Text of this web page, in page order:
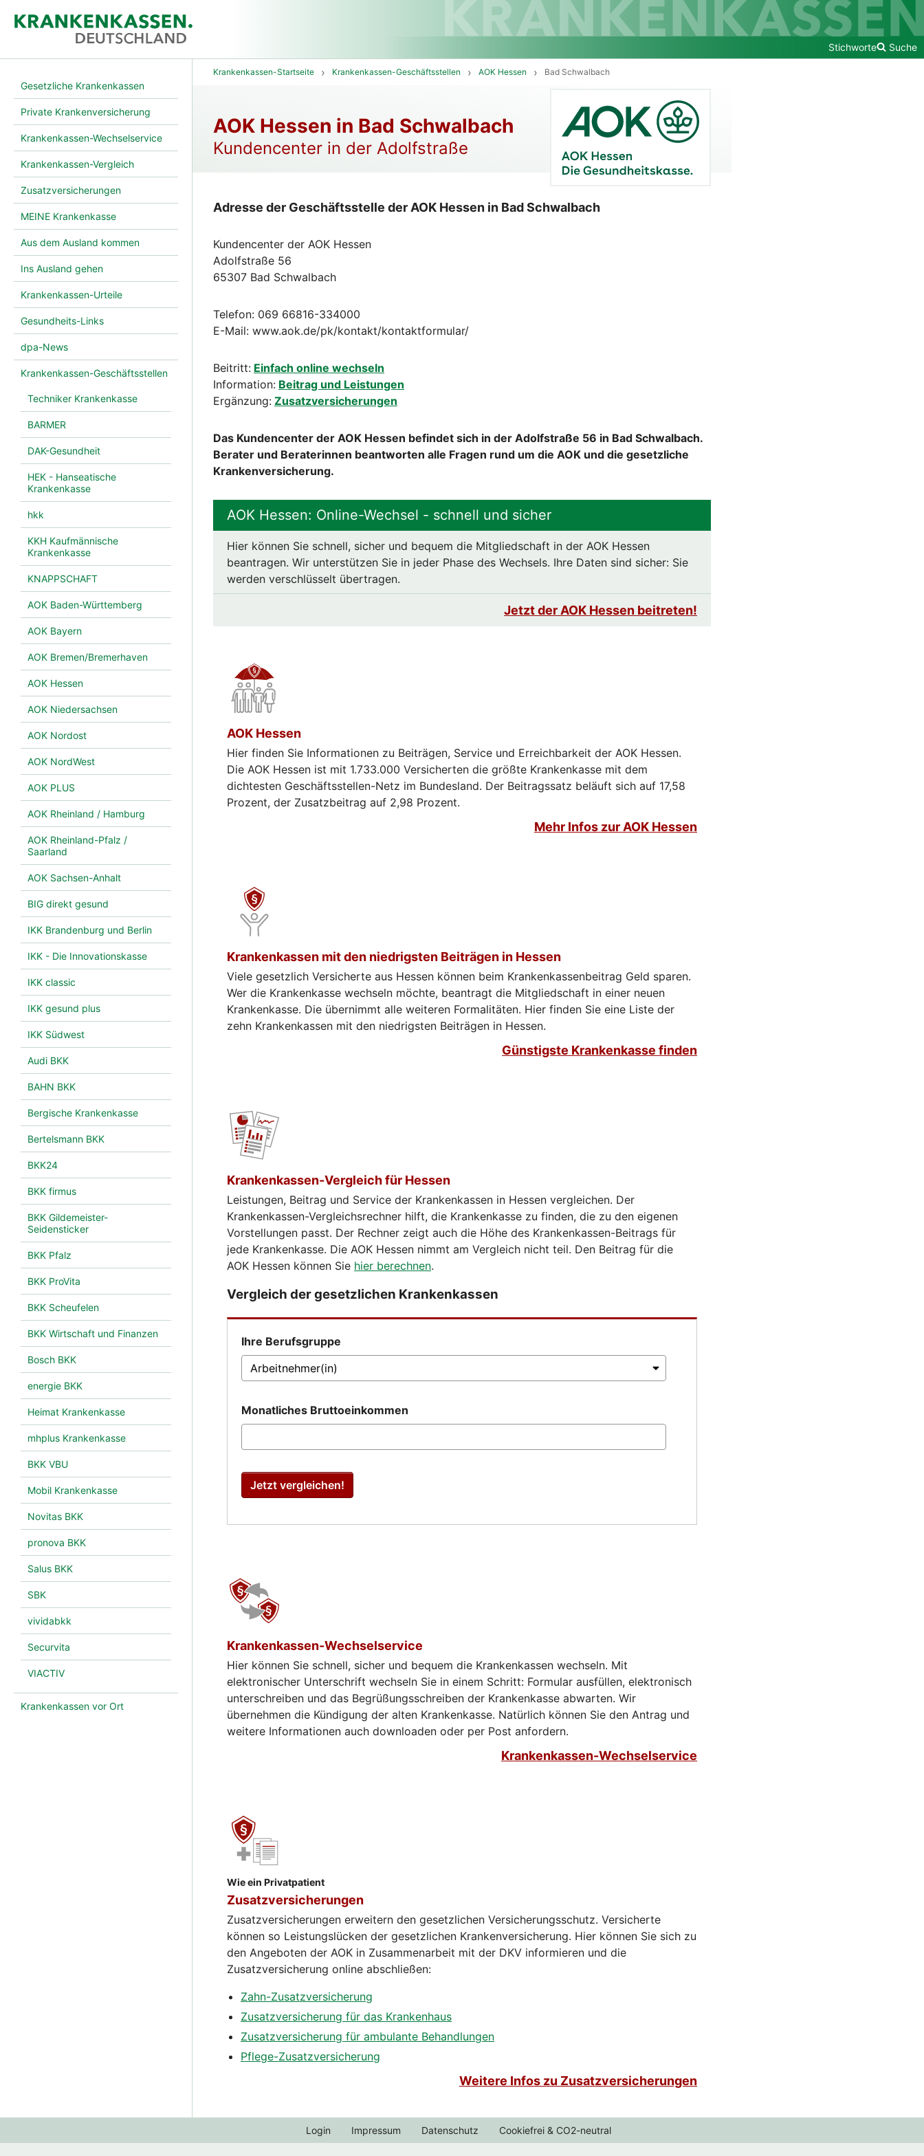
Stichworte Suche
Gesetzliche Krankenkassen
Private Krankenversicherung
Krankenkassen-Wechselservice
Krankenkassen-Vergleich
Zusatzversicherungen
MEINE Krankenkasse
Aus dem Ausland kommen
Ins Ausland gehen
Krankenkassen-Urteile
Gesundheits-Links
dpa-News
Krankenkassen-Geschäftsstellen
Techniker Krankenkasse
BARMER
DAK-Gesundheit
HEK - Hanseatische
Krankenkasse
hkk
KKH Kaufmännische
Krankenkasse
KNAPPSCHAFT
AOK Baden-Württemberg
AOK Bayern
AOK Bremen/Bremerhaven
AOK Hessen
AOK Niedersachsen
AOK Nordost
AOK NordWest
AOK PLUS
AOK Rheinland / Hamburg
AOK Rheinland-Pfalz /
Saarland
AOK Sachsen-Anhalt
BIG direkt gesund
IKK Brandenburg und Berlin
IKK - Die Innovationskasse
IKK classic
IKK gesund plus
IKK Südwest
Audi BKK
BAHN BKK
Bergische Krankenkasse
Bertelsmann BKK
BKK24
BKK firmus
BKK Gildemeister-
Seidensticker
BKK Pfalz
BKK ProVita
BKK Scheufelen
BKK Wirtschaft und Finanzen
Bosch BKK
energie BKK
Heimat Krankenkasse
mhplus Krankenkasse
BKK VBU
Mobil Krankenkasse
Novitas BKK
pronova BKK
Salus BKK
SBK
vividabkk
Securvita
VIACTIV
Krankenkassen vor Ort
Krankenkassen-Startseite Krankenkassen-Geschäftsstellen AOK Hessen Bad Schwalbach
AOK Hessen in Bad Schwalbach
Kundencenter in der Adolfstraße
Adresse der Geschäftsstelle der AOK Hessen in Bad Schwalbach
Kundencenter der AOK Hessen
Adolfstraße 56
65307 Bad Schwalbach
Telefon: 069 66816-334000
E-Mail: www.aok.de/pk/kontakt/kontaktformular/
Beitritt: Einfach online wechseln
Information: Beitrag und Leistungen
Ergänzung: Zusatzversicherungen
Das Kundencenter der AOK Hessen befindet sich in der Adolfstraße 56 in Bad Schwalbach.
Berater und Beraterinnen beantworten alle Fragen rund um die AOK und die gesetzliche
Krankenversicherung.
AOK Hessen: Online-Wechsel - schnell und sicher
Hier können Sie schnell, sicher und bequem die Mitgliedschaft in der AOK Hessen
beantragen. Wir unterstützen Sie in jeder Phase des Wechsels. Ihre Daten sind sicher: Sie
werden verschlüsselt übertragen.
Jetzt der AOK Hessen beitreten!
AOK Hessen
Hier finden Sie Informationen zu Beiträgen, Service und Erreichbarkeit der AOK Hessen.
Die AOK Hessen ist mit 1.733.000 Versicherten die größte Krankenkasse mit dem
dichtesten Geschäftsstellen-Netz im Bundesland. Der Beitragssatz beläuft sich auf 17,58
Prozent, der Zusatzbeitrag auf 2,98 Prozent.
Mehr Infos zur AOK Hessen
Krankenkassen mit den niedrigsten Beiträgen in Hessen
Viele gesetzlich Versicherte aus Hessen können beim Krankenkassenbeitrag Geld sparen.
Wer die Krankenkasse wechseln möchte, beantragt die Mitgliedschaft in einer neuen
Krankenkasse. Die übernimmt alle weiteren Formalitäten. Hier finden Sie eine Liste der
zehn Krankenkassen mit den niedrigsten Beiträgen in Hessen.
Günstigste Krankenkasse finden
Krankenkassen-Vergleich für Hessen
Leistungen, Beitrag und Service der Krankenkassen in Hessen vergleichen. Der
Krankenkassen-Vergleichsrechner hilft, die Krankenkasse zu finden, die zu den eigenen
Vorstellungen passt. Der Rechner zeigt auch die Höhe des Krankenkassen-Beitrags für
jede Krankenkasse. Die AOK Hessen nimmt am Vergleich nicht teil. Den Beitrag für die
AOK Hessen können Sie hier berechnen.
Vergleich der gesetzlichen Krankenkassen
Ihre Berufsgruppe
Monatliches Bruttoeinkommen
Jetzt vergleichen!
Krankenkassen-Wechselservice
Hier können Sie schnell, sicher und bequem die Krankenkassen wechseln. Mit
elektronischer Unterschrift wechseln Sie in einem Schritt: Formular ausfüllen, elektronisch
unterschreiben und das Begrüßungsschreiben der Krankenkasse abwarten. Wir
übernehmen die Kündigung der alten Krankenkasse. Natürlich können Sie den Antrag und
weitere Informationen auch downloaden oder per Post anfordern.
Krankenkassen-Wechselservice
Wie ein Privatpatient
Zusatzversicherungen
Zusatzversicherungen erweitern den gesetzlichen Versicherungsschutz. Versicherte
können so Leistungslücken der gesetzlichen Krankenversicherung. Hier können Sie sich zu
den Angeboten der AOK in Zusammenarbeit mit der DKV informieren und die
Zusatzversicherung online abschließen:
Zahn-Zusatzversicherung
Zusatzversicherung für das Krankenhaus
Zusatzversicherung für ambulante Behandlungen
Pflege-Zusatzversicherung
Weitere Infos zu Zusatzversicherungen
Login Impressum Datenschutz Cookiefrei & CO2-neutral